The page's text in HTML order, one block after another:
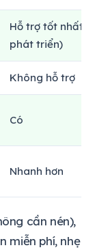
Hỗ trợ tốt nhất
phát triển)
Không hỗ trợ
Có
Nhanh hơn
cần nén),
miễn phí, nhẹ